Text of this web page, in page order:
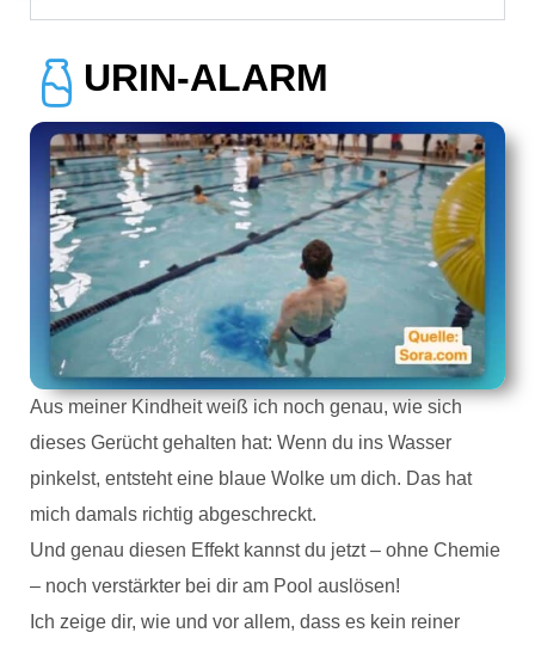
URIN-ALARM
Aus meiner Kindheit weiß ich noch genau, wie sich
dieses Gerücht gehalten hat: Wenn du ins Wasser
pinkelst, entsteht eine blaue Wolke um dich. Das hat
mich damals richtig abgeschreckt.
Und genau diesen Effekt kannst du jetzt – ohne Chemie
– noch verstärkter bei dir am Pool auslösen!
Ich zeige dir, wie und vor allem, dass es kein reiner